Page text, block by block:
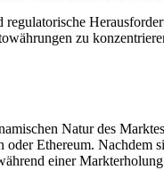
zu
Natur des
Ethereum. Nachdem
einer